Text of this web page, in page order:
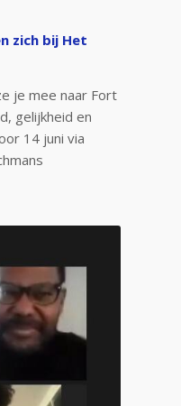
zich bij Het
je mee naar Fort
gelijkheid en
14 juni via